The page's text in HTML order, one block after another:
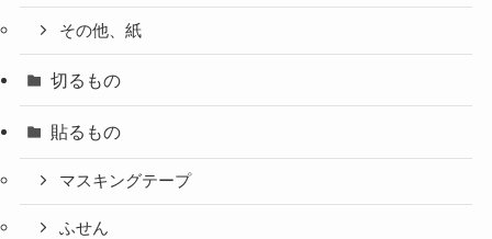
その他、紙
切るもの
貼るもの
マスキングテープ
ふせん